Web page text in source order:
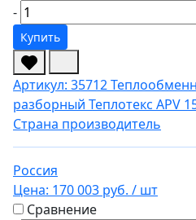
-
Купить
Артикул: 35712
разборный Теплотекс APV
Страна производитель
Россия
Цена: 170 003 руб. / шт
Сравнение